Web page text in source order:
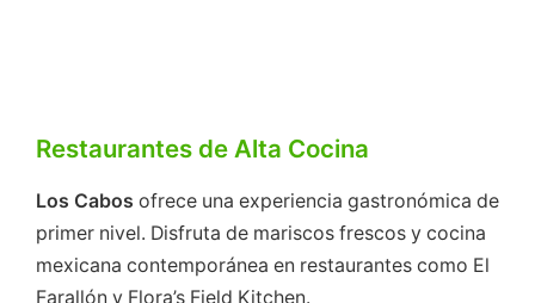
Restaurantes de Alta Cocina
Los Cabos ofrece una experiencia gastronómica de
primer nivel. Disfruta de mariscos frescos y cocina
mexicana contemporánea en restaurantes como El
Farallón y Flora’s Field Kitchen.